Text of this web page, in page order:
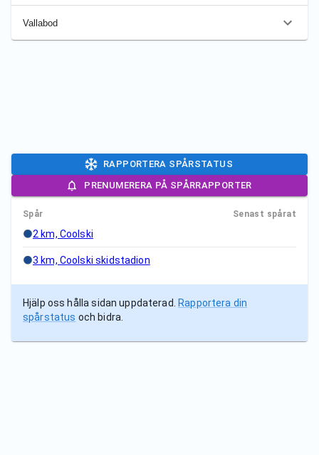
Vallabod
RAPPORTERA SPÅRSTATUS
PRENUMERERA PÅ SPÅRRAPPORTER
Spår Senast spårat
2 km, Coolski
3 km, Coolski skidstadion
Hjälp oss hålla sidan uppdaterad.
Rapportera din
spårstatus och bidra.